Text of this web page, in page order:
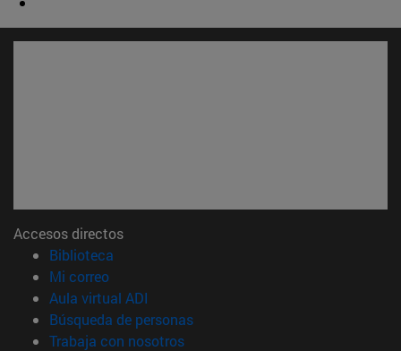
Accesos directos
Biblioteca
Mi correo(abre en nueva ventana)
Aula virtual ADI
Búsqueda de personas(abre en nueva ventana)
Trabaja con nosotros(abre en nueva ventana)